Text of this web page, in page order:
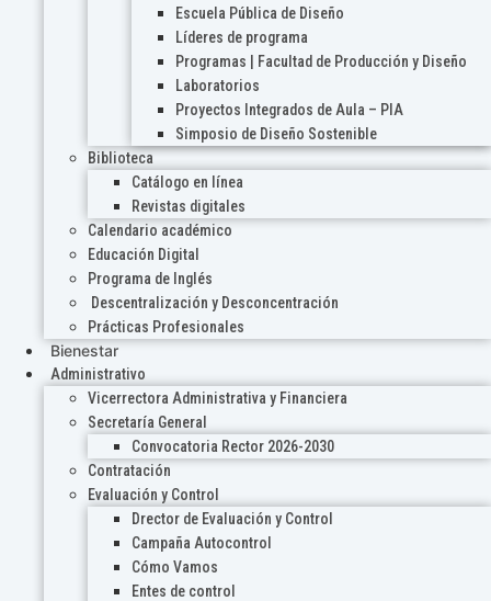
Escuela Pública de Diseño
Líderes de programa
Programas | Facultad de Producción y Diseño
Laboratorios
Proyectos Integrados de Aula – PIA
Simposio de Diseño Sostenible
Biblioteca
Catálogo en línea
Revistas digitales
Calendario académico
Educación Digital
Programa de Inglés
Descentralización y Desconcentración
Prácticas Profesionales
Bienestar
Administrativo
Vicerrectora Administrativa y Financiera
Secretaría General
Convocatoria Rector 2026-2030
Contratación
Evaluación y Control
Drector de Evaluación y Control
Campaña Autocontrol
Cómo Vamos
Entes de control